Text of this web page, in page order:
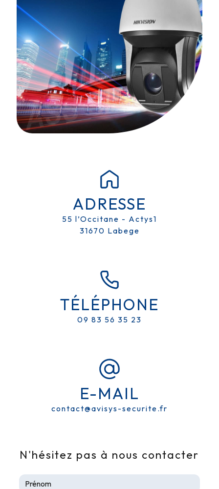
SYSTÈME DE SÉCURITÉ PRÈS DE
L'ISLE-JOURDAIN
AVISYS SÉCURITE
ADRESSE
55 l’Occitane - Actys1
31670 Labege
TÉLÉPHONE
09 83 56 35 23
E-MAIL
contact@avisys-securite.fr
N'hésitez pas à nous contacter